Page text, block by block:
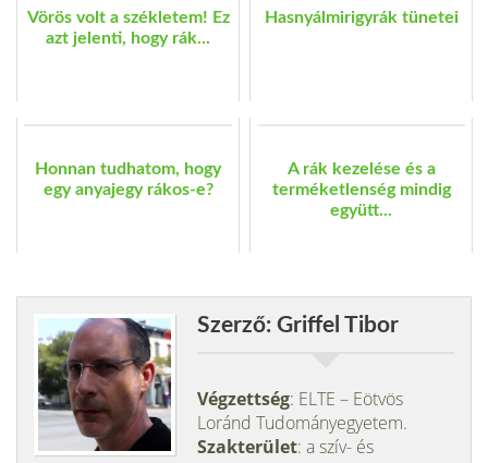
Vörös volt a székletem! Ez
azt jelenti, hogy rák...
Hasnyálmirigyrák tünetei
Honnan tudhatom, hogy
egy anyajegy rákos-e?
A rák kezelése és a
terméketlenség mindig
együtt...
Szerző: Griffel Tibor
Végzettség: ELTE – Eötvös
Loránd Tudományegyetem.
Szakterület: a szív- és